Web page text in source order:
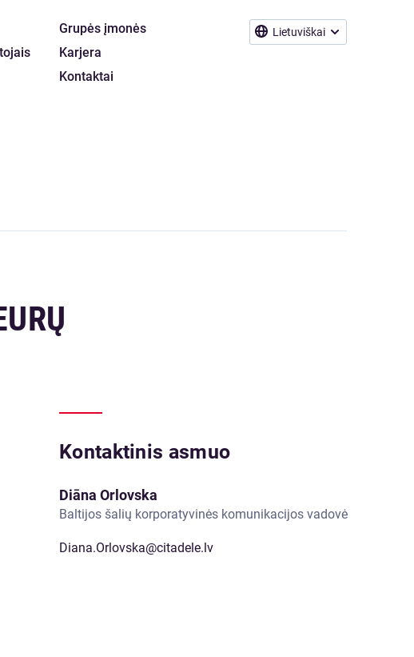
Lietuviškai
Grupės įmonės
Karjera
Kontaktai
Kontaktinis asmuo
Diāna Orlovska
Baltijos šalių korporatyvinės komunikacijos vadovė
Diana.Orlovska@citadele.lv